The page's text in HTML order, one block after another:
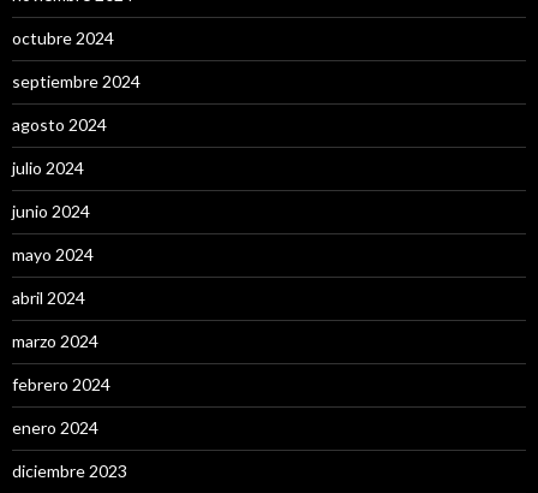
octubre 2024
septiembre 2024
agosto 2024
julio 2024
junio 2024
mayo 2024
abril 2024
marzo 2024
febrero 2024
enero 2024
diciembre 2023